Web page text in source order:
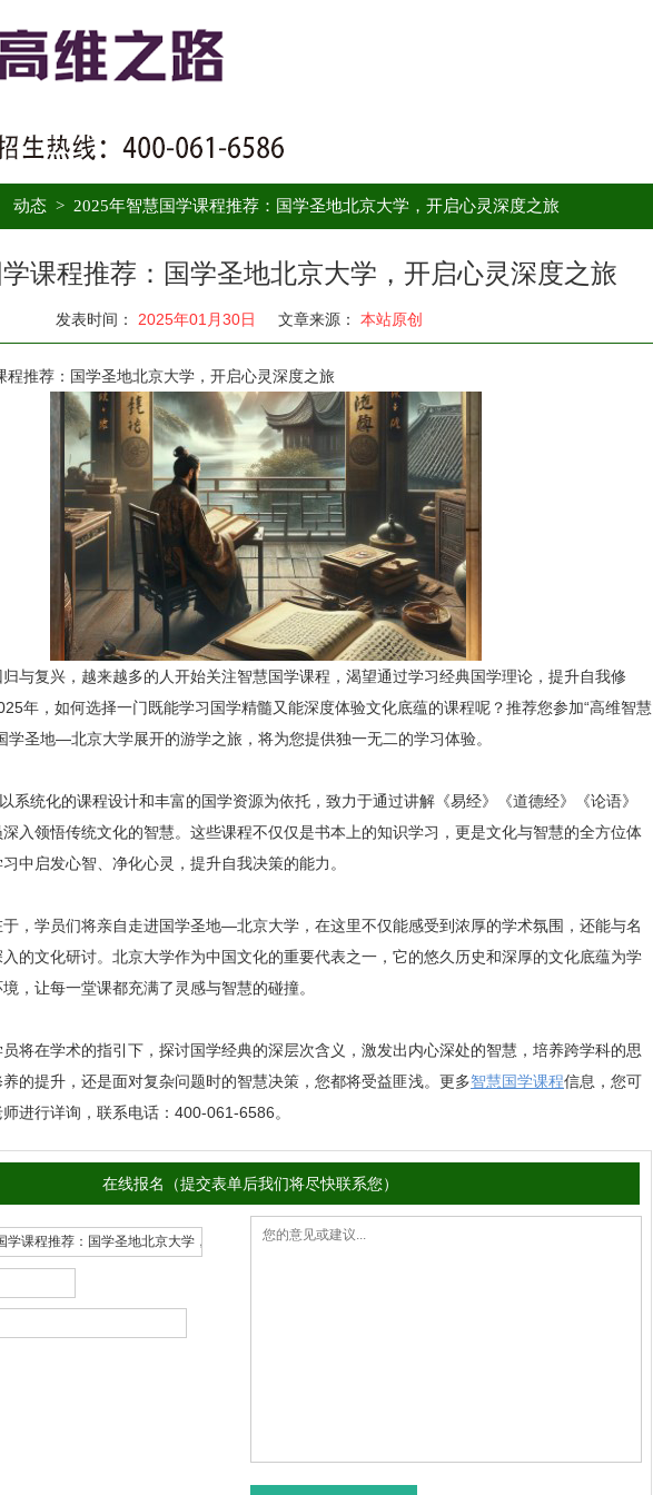
动态 > 2025年智慧国学课程推荐：国学圣地北京大学，开启心灵深度之旅
课程推荐：国学圣地北京大学，开启心灵深度之旅
发表时间： 2025年01月30日 文章来源： 本站原创
程推荐：国学圣地北京大学，开启心灵深度之旅
与复兴，越来越多的人开始关注智慧国学课程，渴望通过学习经典国学理论，提升自我修
年，如何选择一门既能学习国学精髓又能深度体验文化底蕴的课程呢？推荐您参加“高维智慧
学圣地—北京大学展开的游学之旅，将为您提供独一无二的学习体验。
系统化的课程设计和丰富的国学资源为依托，致力于通过讲解《易经》《道德经》《论语》
入领悟传统文化的智慧。这些课程不仅仅是书本上的知识学习，更是文化与智慧的全方位体
中启发心智、净化心灵，提升自我决策的能力。
，学员们将亲自走进国学圣地—北京大学，在这里不仅能感受到浓厚的学术氛围，还能与名
的文化研讨。北京大学作为中国文化的重要代表之一，它的悠久历史和深厚的文化底蕴为学
，让每一堂课都充满了灵感与智慧的碰撞。
将在学术的指引下，探讨国学经典的深层次含义，激发出内心深处的智慧，培养跨学科的思
的提升，还是面对复杂问题时的智慧决策，您都将受益匪浅。 更多智慧国学课程信息，您可
进行详询，联系电话：400-061-6586。
在线报名（提交表单后我们将尽快联系您）